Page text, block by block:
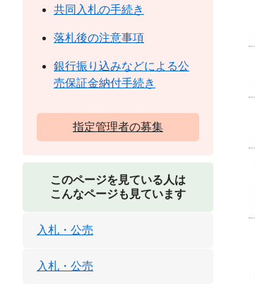
共同入札の手続き
落札後の注意事項
銀行振り込みなどによる公
売保証金納付手続き
指定管理者の募集
このページを見ている人は
こんなページも見ています
入札・公売
入札・公売